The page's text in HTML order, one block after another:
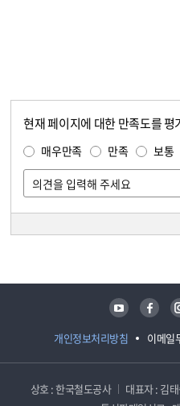
현재 페이지에 대한 만족도를 평
매우만족 만족 보통
개인정보처리방침 이메일
유튜브 페이스북
상호 : 한국철도공사 대표자 : 김